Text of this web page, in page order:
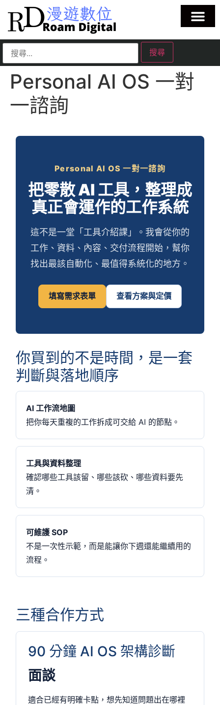
Personal AI OS 一對
一諮詢
Personal AI OS 一對一諮詢
把零散 AI 工具，整理成
真正會運作的工作系統
這不是一堂「工具介紹課」。我會從你的
工作、資料、內容、交付流程開始，幫你
找出最該自動化、最值得系統化的地方。
填寫需求表單 查看方案與定價
你買到的不是時間，是一套
判斷與落地順序
AI 工作流地圖
把你每天重複的工作拆成可交給 AI 的節點。
工具與資料整理
確認哪些工具該留、哪些該砍、哪些資料要先
清。
可維護 SOP
不是一次性示範，而是能讓你下週還能繼續用的
流程。
三種合作方式
90 分鐘 AI OS 架構診斷
面談
適合已經有明確卡點，想先知道問題出在哪裡